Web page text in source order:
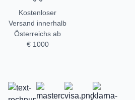
Kostenloser
Versand innerhalb
Österreichs ab
€ 1000